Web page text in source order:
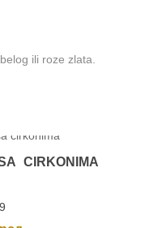
ili roze zlata.
CIRKONIMA